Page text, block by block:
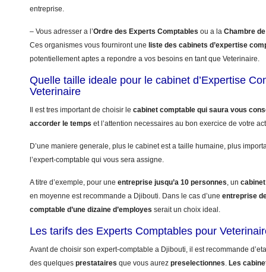
entreprise.
– Vous adresser a l’Ordre des Experts Comptables ou a la Chambre
Ces organismes vous fourniront une liste des cabinets d’expertise
potentiellement aptes a repondre a vos besoins en tant que Veterinaire.
Quelle taille ideale pour le cabinet d’Expertise
Veterinaire
Il est tres important de choisir le cabinet comptable qui saura vous
accorder le temps et l’attention necessaires au bon exercice de votre
D’une maniere generale, plus le cabinet est a taille humaine, plus
l’expert-comptable qui vous sera assigne.
A titre d’exemple, pour une entreprise jusqu’a 10 personnes, un
en moyenne est recommande a Djibouti. Dans le cas d’une entreprise
comptable d’une dizaine d’employes serait un choix ideal.
Les tarifs des Experts Comptables pour
Avant de choisir son expert-comptable a Djibouti, il est recommande
des quelques prestataires que vous aurez preselectionnes. Les